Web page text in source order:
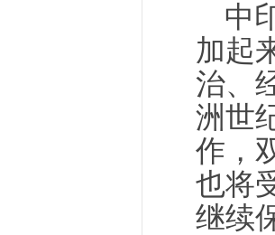
中
加起
治、
洲世
作，
也将
继续